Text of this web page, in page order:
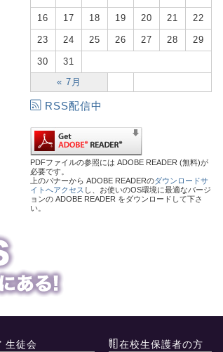
« 7月
16 17 18 19 20 21 22
23 24 25 26 27 28 29
30 31
RSS配信中
PDFファイルの参照には ADOBE READER (無料)が
必要です。
上のバナーから ADOBE READERのダウンロードサ
イトへアクセス し、お使いのOS環境に最適なバージ
ョンの ADOBE READER をダウンロードして下さ
い。
生徒会 在校生保護者の方